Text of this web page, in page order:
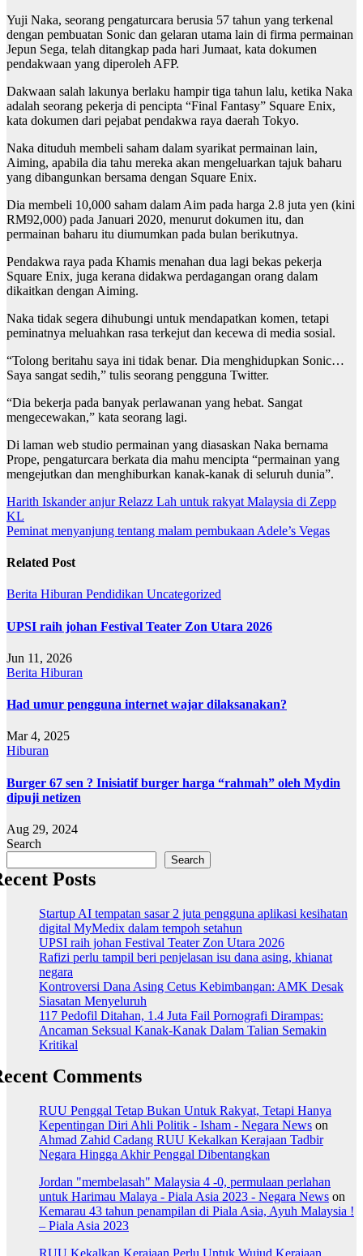
Yuji Naka, seorang pengaturcara berusia 57 tahun yang terkenal
dengan pembuatan Sonic dan gelaran utama lain di firma permainan
Jepun Sega, telah ditangkap pada hari Jumaat, kata dokumen
pendakwaan yang diperoleh AFP.
Dakwaan salah lakunya berlaku hampir tiga tahun lalu, ketika Naka
adalah seorang pekerja di pencipta “Final Fantasy” Square Enix,
kata dokumen dari pejabat pendakwa raya daerah Tokyo.
Naka dituduh membeli saham dalam syarikat permainan lain,
Aiming, apabila dia tahu mereka akan mengeluarkan tajuk baharu
yang dibangunkan bersama dengan Square Enix.
Dia membeli 10,000 saham dalam Aim pada harga 2.8 juta yen (kini
RM92,000) pada Januari 2020, menurut dokumen itu, dan
permainan baharu itu diumumkan pada bulan berikutnya.
Pendakwa raya pada Khamis menahan dua lagi bekas pekerja
Square Enix, juga kerana didakwa perdagangan orang dalam
dikaitkan dengan Aiming.
Naka tidak segera dihubungi untuk mendapatkan komen, tetapi
peminatnya meluahkan rasa terkejut dan kecewa di media sosial.
“Tolong beritahu saya ini tidak benar. Dia menghidupkan Sonic…
Saya sangat sedih,” tulis seorang pengguna Twitter.
“Dia bekerja pada banyak perlawanan yang hebat. Sangat
mengecewakan,” kata seorang lagi.
Di laman web studio permainan yang diasaskan Naka bernama
Prope, pengaturcara berkata dia mahu mencipta “permainan yang
mengejutkan dan menghiburkan kanak-kanak di seluruh dunia”.
Post
navigation
Harith Iskander anjur Relazz Lah untuk rakyat Malaysia di Zepp
KL
Peminat menyanjung tentang malam pembukaan Adele’s Vegas
Related Post
Berita Hiburan Pendidikan Uncategorized
UPSI raih johan Festival Teater Zon Utara 2026
Jun 11, 2026
Berita Hiburan
Had umur pengguna internet wajar dilaksanakan?
Mar 4, 2025
Hiburan
Burger 67 sen ? Inisiatif burger harga “rahmah” oleh Mydin
dipuji netizen
Aug 29, 2024
Search
Search
Posts
Startup AI tempatan sasar 2 juta pengguna aplikasi kesihatan
digital MyMedix dalam tempoh setahun
UPSI raih johan Festival Teater Zon Utara 2026
Rafizi perlu tampil beri penjelasan isu dana asing, khianat
negara
Kontroversi Dana Asing Cetus Kebimbangan: AMK Desak
Siasatan Menyeluruh
117 Pedofil Ditahan, 1.4 Juta Fail Pornografi Dirampas:
Ancaman Seksual Kanak-Kanak Dalam Talian Semakin
Kritikal
Comments
RUU Penggal Tetap Bukan Untuk Rakyat, Tetapi Hanya
Kepentingan Diri Ahli Politik - Isham - Negara News on
Ahmad Zahid Cadang RUU Kekalkan Kerajaan Tadbir
Negara Hingga Akhir Penggal Dibentangkan
Jordan "membelasah" Malaysia 4 -0, permulaan perlahan
untuk Harimau Malaya - Piala Asia 2023 - Negara News on
Kemarau 43 tahun penampilan di Piala Asia, Ayuh Malaysia !
– Piala Asia 2023
RUU Kekalkan Kerajaan Perlu Untuk Wujud Kerajaan